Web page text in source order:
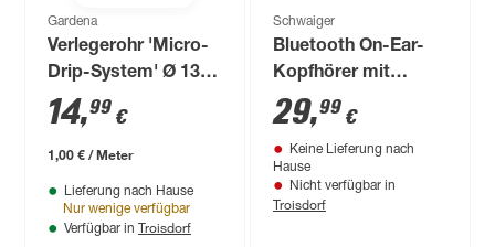
Gardena
Verlegerohr 'Micro-
Drip-System' Ø 13
mm (1/2"), 15 m
14,99 €
1,00 € / Meter
Lieferung nach Hause
Nur wenige verfügbar
Verfügbar in Troisdorf
Schwaiger
Bluetooth On-Ear-
Kopfhörer mit
Mikrofon
29,99 €
Keine Lieferung nach
Hause
Nicht verfügbar in
Troisdorf